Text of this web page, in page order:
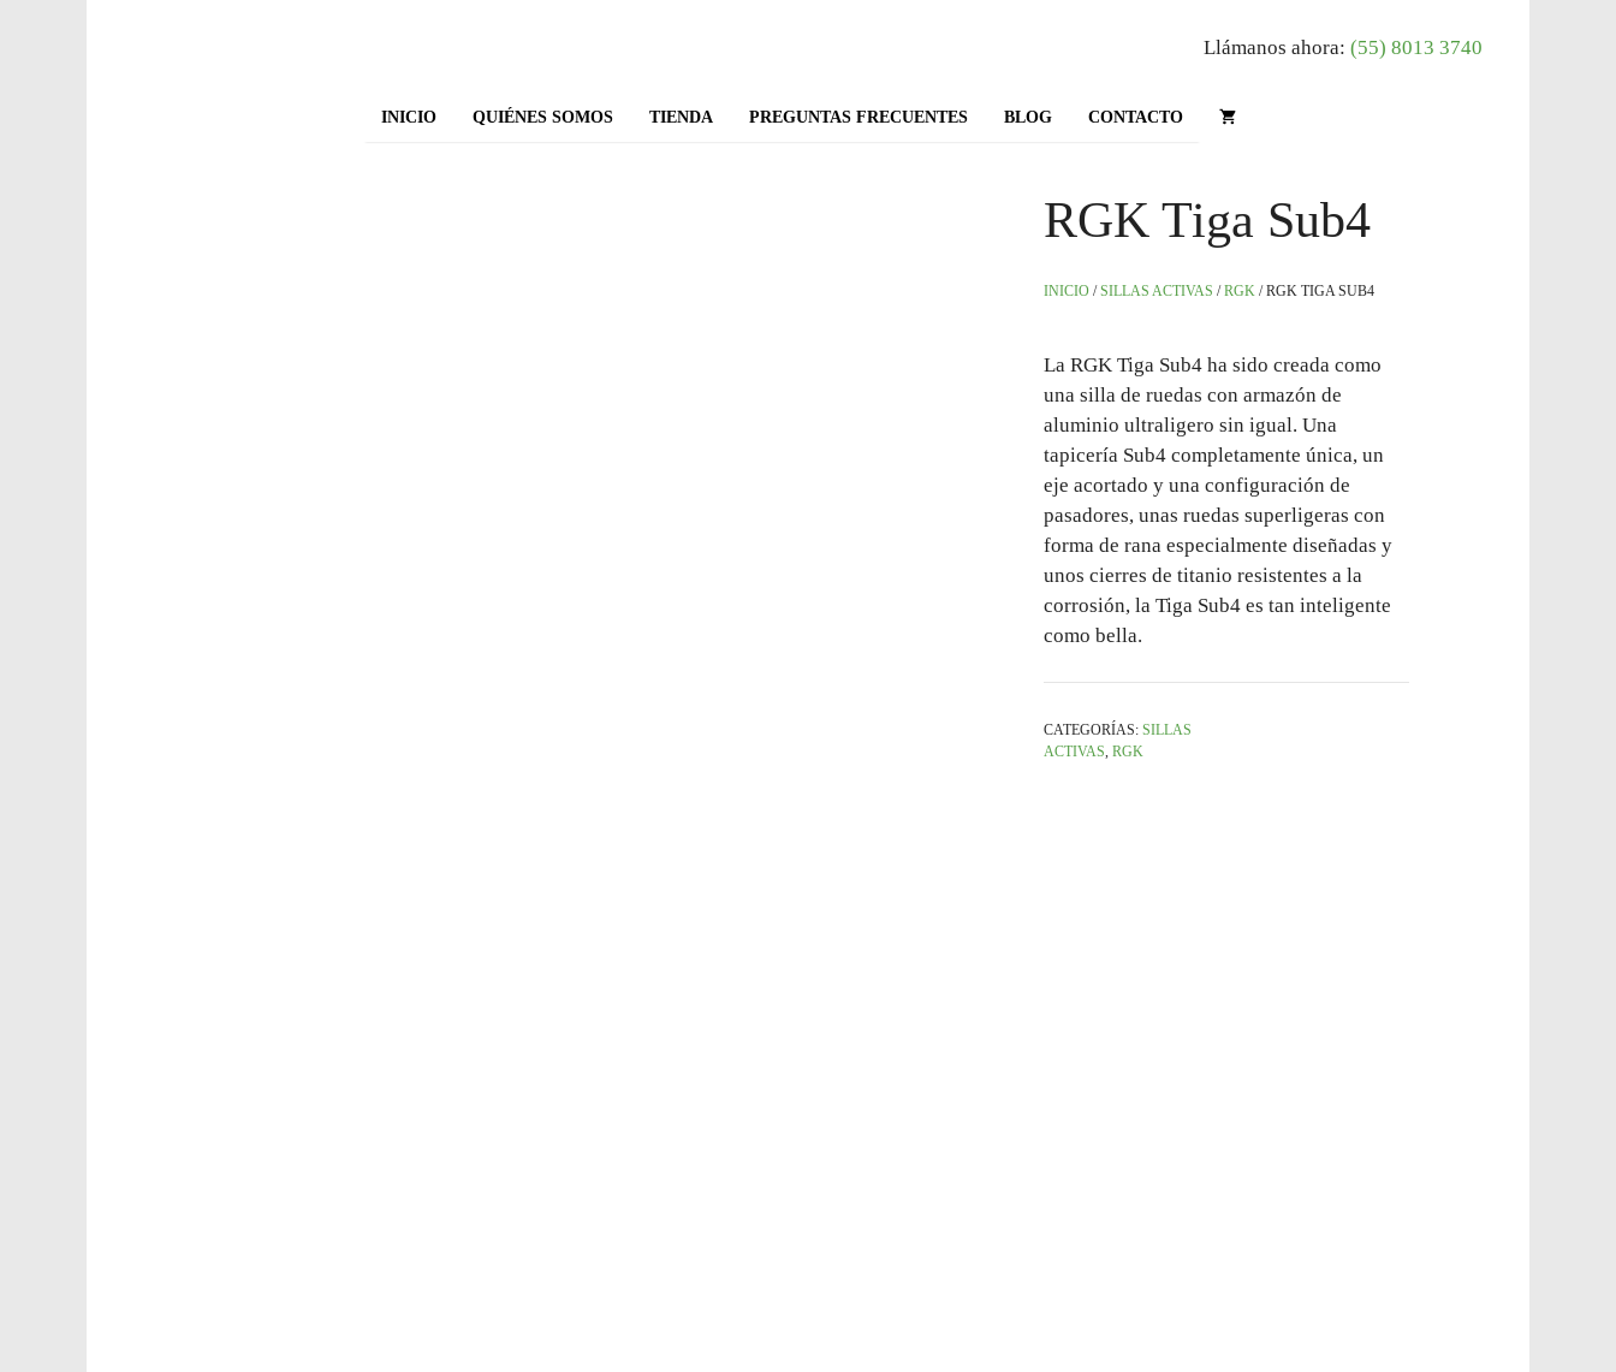
Llámanos ahora: (55) 8013 3740
INICIO QUIÉNES SOMOS TIENDA PREGUNTAS FRECUENTES BLOG CONTACTO
RGK Tiga Sub4
INICIO /SILLAS ACTIVAS /RGK / RGK TIGA SUB4
La RGK Tiga Sub4 ha sido creada como
una silla de ruedas con armazón de
aluminio ultraligero sin igual. Una
tapicería Sub4 completamente única, un
eje acortado y una configuración de
pasadores, unas ruedas superligeras con
forma de rana especialmente diseñadas y
unos cierres de titanio resistentes a la
corrosión, la Tiga Sub4 es tan inteligente
como bella.
CATEGORÍAS: SILLAS
ACTIVAS, RGK